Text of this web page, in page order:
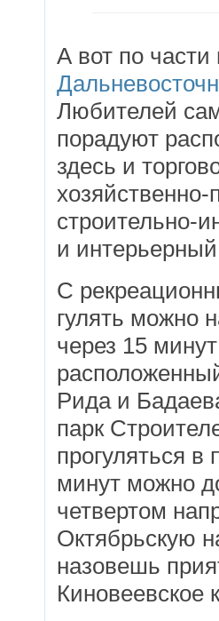
А вот по
Любителей
порадуют
здесь и
строительно-
и
С
гулять можно
через 15
Рида и
парк
прогуляться
минут можно
четвертом
Октябрьскую
назовешь
Киновеевское